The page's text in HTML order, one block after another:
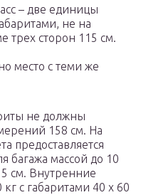
– две единицы
не на
сторон 115 см.
место с теми же
не должны
158 см. На
предоставляется
багажа массой до 10
см. Внутренние
с габаритами 40 х 60